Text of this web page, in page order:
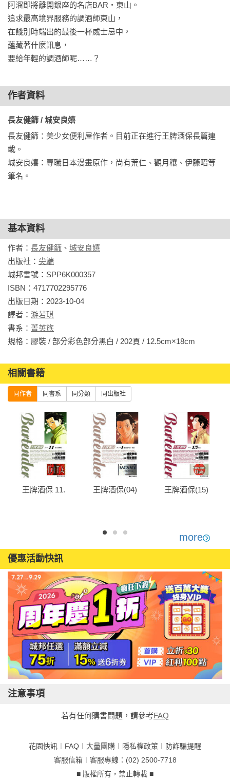
阿溜即將離開銀座的名店BAR‧東山。
追求最高境界服務的調酒師東山，
在餞別時端出的最後一杯威士忌中，
蘊藏著什麼訊息，
要給年輕的調酒師呢……？
作者資料
長友健篩 / 城安良嬉
長友健篩：美少女便利屋作者。目前正在進行王牌酒保長篇連
載。
城安良嬉：專職日本漫畫原作，尚有荒仁、觀月穰、伊藤昭等
筆名。
基本資料
作者： 長友健篩 、 城安良嬉
出版社： 尖端
城邦書號：SPP6K000357
ISBN：4717702295776
出版日期：2023-10-04
譯者： 游若琪
書系： 菁英族
相關書籍
同作者 同書系 同分類 同出版社
王牌酒保 11. 王牌酒保(04) 王牌酒保(15)
more
優惠活動快訊
注意事項
若有任何購書問題，請參考FAQ
花園快訊 FAQ 大量團購 隱私權政策
防詐騙提醒
客服信箱︱客服專線：(02) 2500-7718
■ 版權所有，禁止轉載 ■